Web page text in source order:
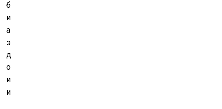
бездействия». Актуальность сейчас необходима
искусству, и под ней имеется в виду вовсе не
активизм, а пластически достаточно традиционные
экспрессионизм или постмедиальный
документальный реализм – привычная живопись на
основе фото, только на этот раз выбирающая
источником снимки разрушенных украинских городов
и последствий агрессии российской армии.